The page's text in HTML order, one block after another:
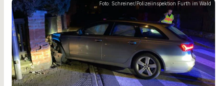
Foto: Schreiner/Polizeiinspektion Furth im Wald